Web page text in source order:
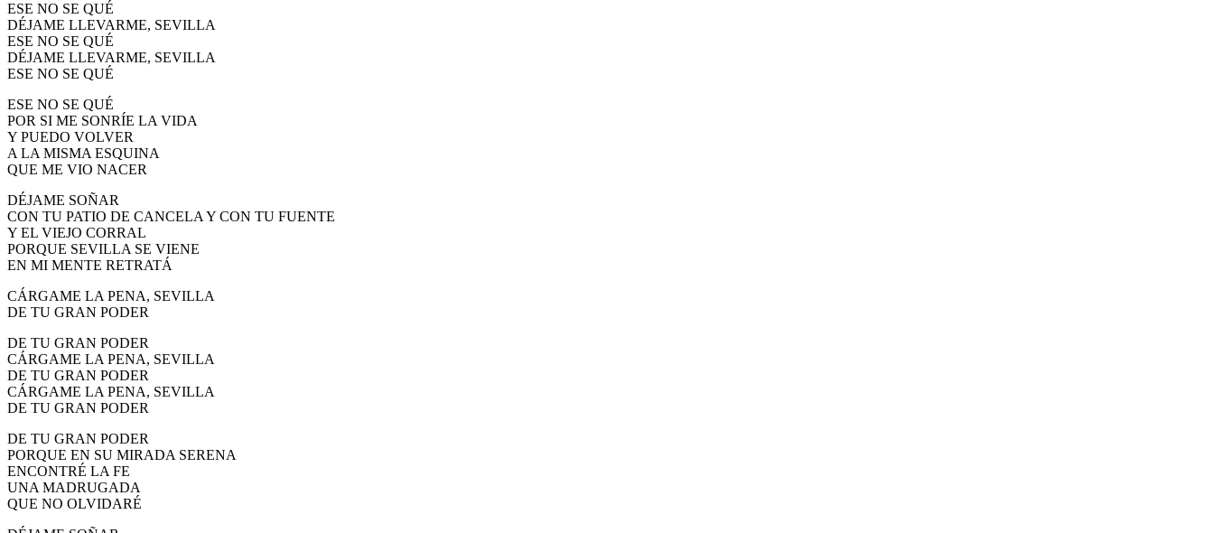
ESE NO SE QUÉ
DÉJAME LLEVARME, SEVILLA
ESE NO SE QUÉ
DÉJAME LLEVARME, SEVILLA
ESE NO SE QUÉ
ESE NO SE QUÉ
POR SI ME SONRÍE LA VIDA
Y PUEDO VOLVER
A LA MISMA ESQUINA
QUE ME VIO NACER
DÉJAME SOÑAR
CON TU PATIO DE CANCELA Y CON TU FUENTE
Y EL VIEJO CORRAL
PORQUE SEVILLA SE VIENE
EN MI MENTE RETRATÁ
CÁRGAME LA PENA, SEVILLA
DE TU GRAN PODER
DE TU GRAN PODER
CÁRGAME LA PENA, SEVILLA
DE TU GRAN PODER
CÁRGAME LA PENA, SEVILLA
DE TU GRAN PODER
DE TU GRAN PODER
PORQUE EN SU MIRADA SERENA
ENCONTRÉ LA FE
UNA MADRUGADA
QUE NO OLVIDARÉ